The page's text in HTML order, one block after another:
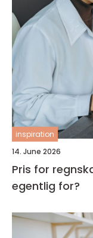
inspiration
14. June 2026
Pris for
egentlig for?